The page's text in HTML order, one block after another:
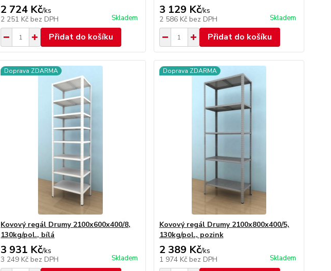
2 724 Kč/ks
2 251 Kč bez DPH Skladem
Přidat do košíku
3 129 Kč/ks
2 586 Kč bez DPH Skladem
Přidat do košíku
Doprava ZDARMA
Kovový regál Drumy 2100x600x400/8,
130kg/pol., bílá
3 931 Kč/ks
3 249 Kč bez DPH Skladem
Doprava ZDARMA
Kovový regál Drumy 2100x800x400/5,
130kg/pol., pozink
2 389 Kč/ks
1 974 Kč bez DPH Skladem